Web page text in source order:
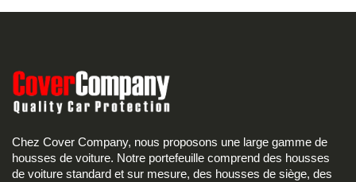
Chez Cover Company, nous proposons une large gamme de
housses de voiture. Notre portefeuille comprend des housses
de voiture standard et sur mesure, des housses de siège, des